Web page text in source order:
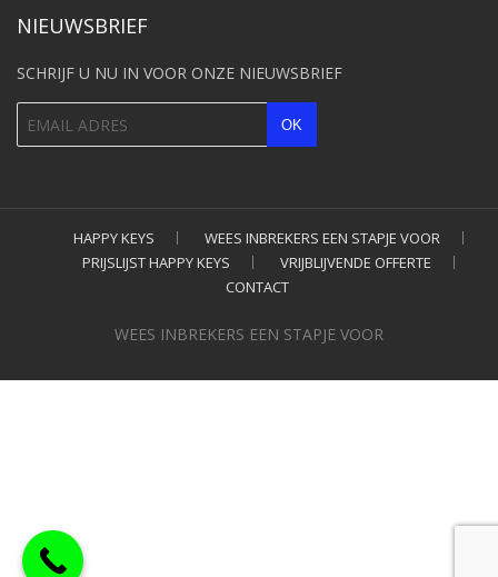
NIEUWSBRIEF
SCHRIJF U NU IN VOOR ONZE NIEUWSBRIEF
HAPPY KEYS
WEES INBREKERS EEN STAPJE VOOR
PRIJSLIJST HAPPY KEYS
VRIJBLIJVENDE OFFERTE
CONTACT
WEES INBREKERS EEN STAPJE VOOR